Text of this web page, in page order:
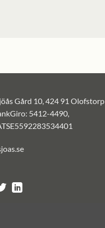
Gård 10, 424 91 Olofstorp
5412-4490,